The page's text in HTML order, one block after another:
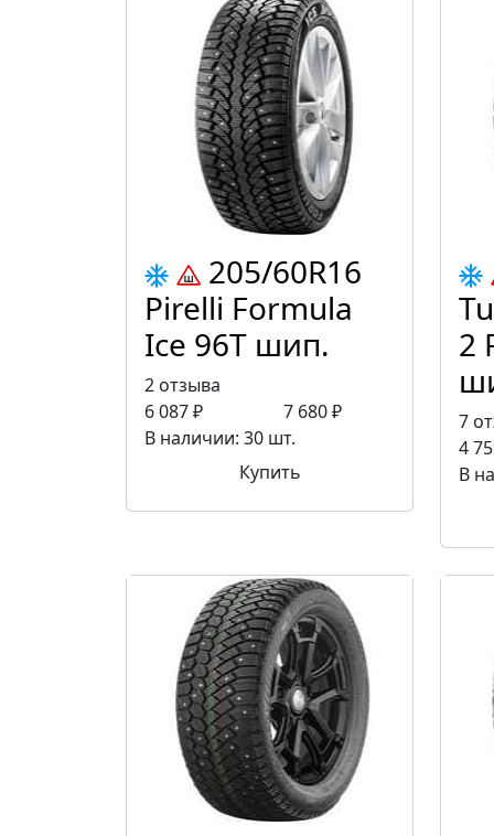
205/60R16
Pirelli Formula
Ice 96Т шип.
2 отзыва
6 087 ₽
7 680 ₽
В наличии: 30 шт.
Купить
2
7
4
В